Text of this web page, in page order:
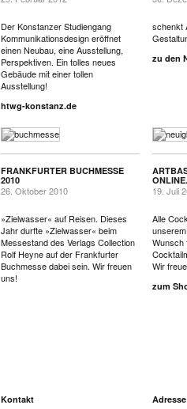
Der Konstanzer Studiengang
Kommunikationsdesign eröffnet
einen Neubau, eine Ausstellung,
Perspektiven. Ein tolles neues
Gebäude mit einer tollen
Ausstellung!
htwg-konstanz.de
schenkt
zu den
FRANKFURTER BUCHMESSE
2010
26. Oktober 2010
»Zielwasser« auf Reisen. Dieses
Jahr durfte »Zielwasser« beim
Messestand des Verlags Collection
Rolf Heyne auf der Frankfurter
Buchmesse dabei sein. Wir freuen
uns!
ONLINE.
19. Juli
Alle
Wunsch
Wir
zum
Kontakt Adresse